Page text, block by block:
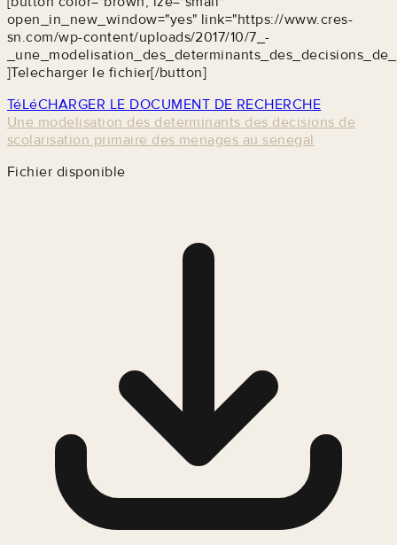
open_in_new_window="yes" link="https://www.cres-
sn.com/wp-content/uploads/2017/10/7_-
]Telecharger le fichier[/button]
TéLéCHARGER LE DOCUMENT DE RECHERCHE
Une modelisation des determinants des decisions de
scolarisation primaire des menages au senegal
Fichier disponible